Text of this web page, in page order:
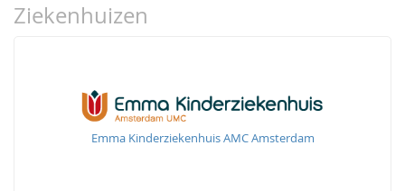
Ziekenhuizen
Emma Kinderziekenhuis AMC Amsterdam